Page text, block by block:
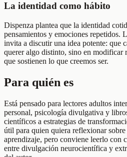
La identidad como hábito
Dispenza plantea que la identidad
pensamientos y emociones repetidos.
invita a discutir una idea potente: que
querer algo distinto, sino en modificar
que sostienen lo que creemos ser.
Para quién es
Está pensado para lectores adultos
personal, psicología divulgativa y
científicos a estrategias de
útil para quien quiera reflexionar
aprendizaje, pero conviene leerlo con
entre divulgación neurocientífica y